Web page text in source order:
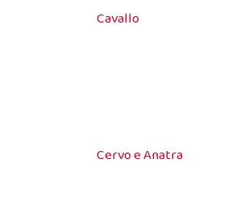
Cavallo
Cervo e Anatra